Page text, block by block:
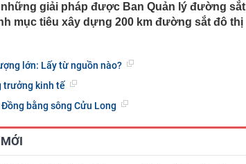
xuất khẩu sầu riêng
- cửa ngõ tổ hợp 12 tòa tháp ven sông của
Bảo Tín Minh Châu, Bảo Tín Mạnh Hải, DOJI,
Sun Group, T&T... đổ về, đang xây sân
sắp đón thêm 48 dự án với tổng vốn đầu tư
có loạt công trình hơn 137.000 tỷ đồng sẽ
dùng
nhiều vi nhựa bậc nhất
giải pháp được Ban Quản lý đường sắt
mục tiêu xây dựng 200 km đường sắt đô thị
lớn: Lấy từ nguồn nào?
trưởng kinh tế
bằng sông Cửu Long